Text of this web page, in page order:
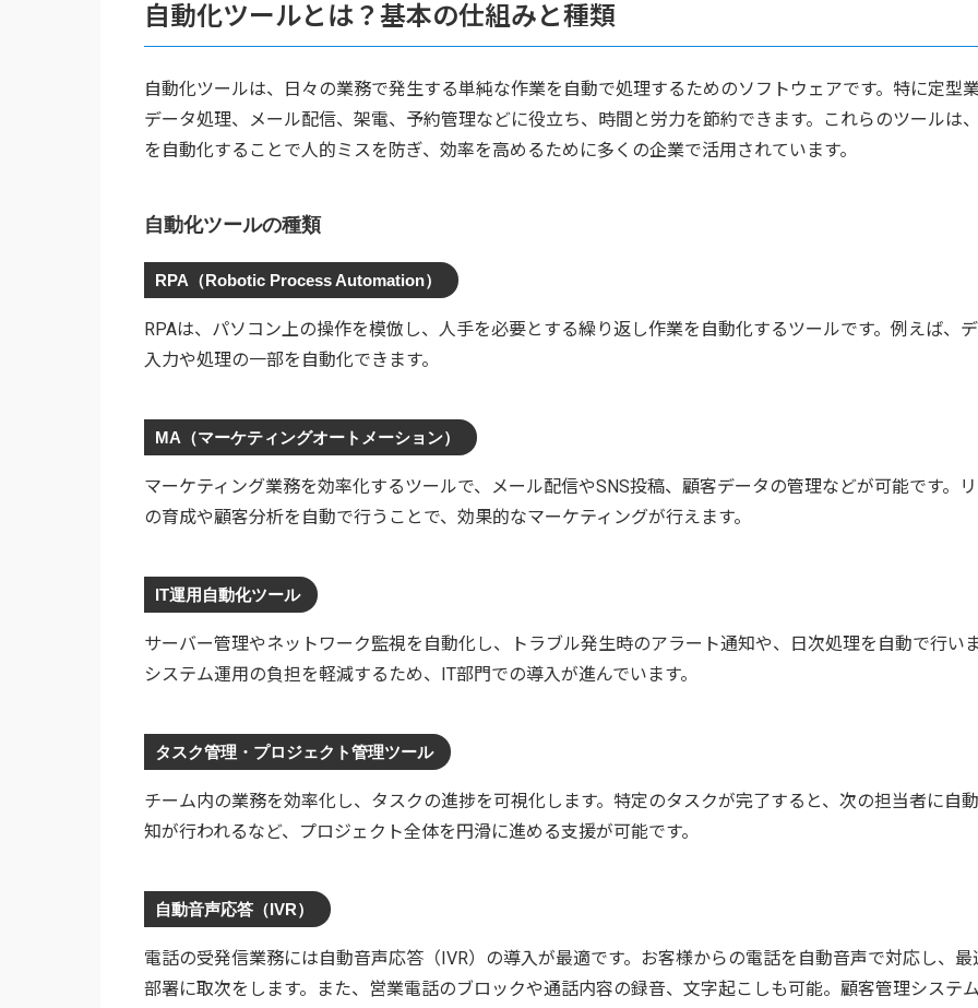
自動化ツールとは？基本の仕組みと種類
自動化ツールは、日々の業務で発生する単純な作業を自動で処理するためのソフトウェアです。特に定型
データ処理、メール配信、架電、予約管理などに役立ち、時間と労力を節約できます。これらのツールは
を自動化することで人的ミスを防ぎ、効率を高めるために多くの企業で活用されています。
自動化ツールの種類
RPA（Robotic Process Automation）
RPAは、パソコン上の操作を模倣し、人手を必要とする繰り返し作業を自動化するツールです。例えば、
入力や処理の一部を自動化できます。
MA（マーケティングオートメーション）
マーケティング業務を効率化するツールで、メール配信やSNS投稿、顧客データの管理などが可能です。
の育成や顧客分析を自動で行うことで、効果的なマーケティングが行えます。
IT運用自動化ツール
サーバー管理やネットワーク監視を自動化し、トラブル発生時のアラート通知や、日次処理を自動で行い
システム運用の負担を軽減するため、IT部門での導入が進んでいます。
タスク管理・プロジェクト管理ツール
チーム内の業務を効率化し、タスクの進捗を可視化します。特定のタスクが完了すると、次の担当者に自
知が行われるなど、プロジェクト全体を円滑に進める支援が可能です。
自動音声応答（IVR）
電話の受発信業務には自動音声応答（IVR）の導入が最適です。お客様からの電話を自動音声で対応し、最
部署に取次をします。また、営業電話のブロックや通話内容の録音、文字起こしも可能。顧客管理システ